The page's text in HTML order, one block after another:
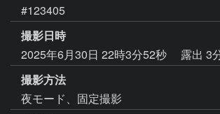
#123405
撮影日時
2025年6月30日 22時3分52秒
露出 3
撮影方法
夜モード、固定撮影